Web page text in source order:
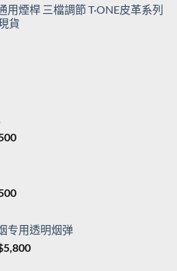
範
用煙桿 三檔調節 T·ONE皮革系列
貨
。
目
NT$500。
。
目
格：
NT$500。
专用透明烟弹
5,800價